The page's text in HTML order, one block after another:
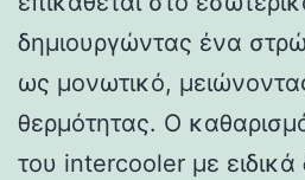
δημιουργώντας ένα
ως μονωτικό,
θερμότητας. Ο
του intercooler με ειδικά